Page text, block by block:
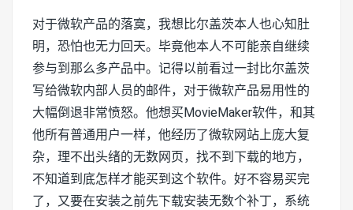
对于微软产品的落寞，我想比尔盖茨本人也心知肚
明，恐怕也无力回天。毕竟他本人不可能亲自继续
参与到那么多产品中。记得以前看过一封比尔盖茨
写给微软内部人员的邮件，对于微软产品易用性的
大幅倒退非常愤怒。他想买MovieMaker软件，和其
他所有普通用户一样，他经历了微软网站上庞大复
杂，理不出头绪的无数网页，找不到下载的地方，
不知道到底怎样才能买到这个软件。好不容易买完
了，又要在安装之前先下载安装无数个补丁，系统